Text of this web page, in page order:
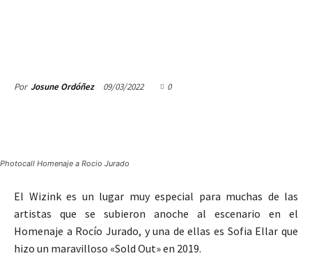
Por Josune Ordóñez 09/03/2022 0
Photocall Homenaje a Rocio Jurado
El Wizink es un lugar muy especial para muchas de las
artistas que se subieron anoche al escenario en el
Homenaje a Rocío Jurado, y una de ellas es Sofia Ellar que
hizo un maravilloso «Sold Out» en 2019.